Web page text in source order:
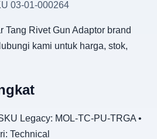
03-01-000264
Tang Rivet Gun Adaptor brand
kami untuk harga, stok,
Legacy: MOL-TC-PU-TRGA •
Technical